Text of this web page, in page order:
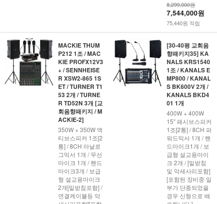
8,299,000원
7,544,000원
75,440원 적립
MACKIE THUM
P212 1조 / MAC
KIE PROFX12V3
+ / SENNHEISE
R XSW2-865 1S
ET / TURNER T1
53 2개 / TURNE
R TD52N 3개 [교
회음향패키지 / M
ACKIE-2]
350W + 350W 액
티브스피커 1조[2
통] / 8CH 아날로
그믹서 1개 / 무선
마이크 1개 / 핸드
마이크3개 / 보급
형 설교용마이크
2개[밑받침포함] /
연결케이블등 악
[30-40평 교회음
향패키지35] KA
NALS KRS1540
1조 / KANALS E
MP800 / KANAL
S BK600V 2개 /
KANALS BKD4
01 1개
400W + 400W
15" 패시브스피커
1조[2통] / 8CH 파
워드믹서 1개 / 핸
드마이크1개 / 보
급형 설교용마이
크 2개 / [밑받침
및 악세사리포함]
[포함된 장비중 일
부가 단종되었을
경우 신형으로 배